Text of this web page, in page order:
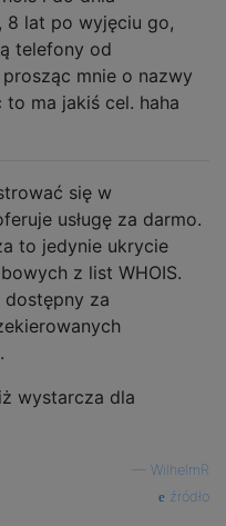
8 lat po wyjęciu go,
telefony od
mnie o nazwy
to ma jakiś cel. haha
się w
usługę za darmo.
to jedynie ukrycie
z list WHOIS.
dostępny za
wystarcza dla
WilhelmR
źródło